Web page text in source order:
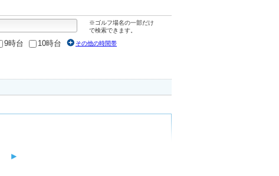
※ゴルフ場名の一部だけ
で検索できます。
9時台 10時台 その他の時間帯